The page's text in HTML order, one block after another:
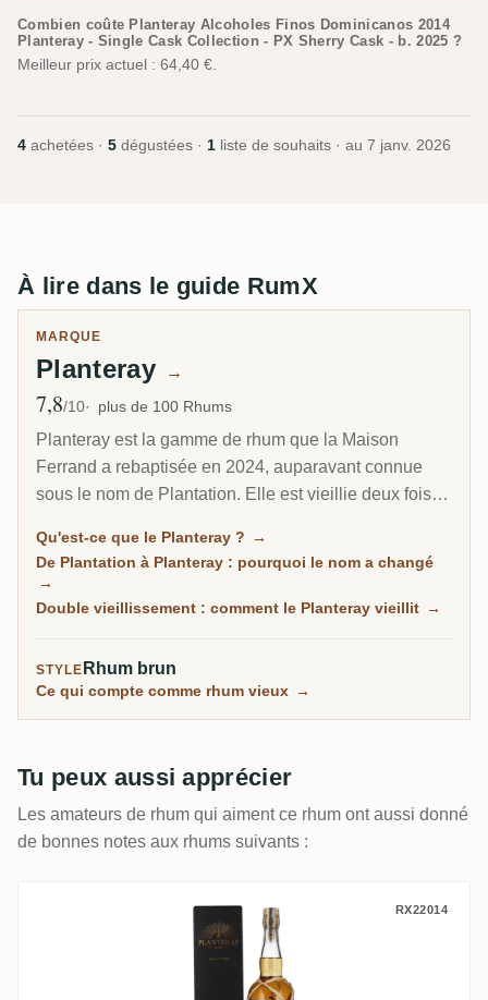
Combien coûte Planteray Alcoholes Finos Dominicanos 2014
Planteray - Single Cask Collection - PX Sherry Cask - b. 2025 ?
Meilleur prix actuel : 64,40 €.
4 achetées · 5 dégustées · 1 liste de souhaits · au 7 janv. 2026
À lire dans le guide RumX
MARQUE
Planteray →
Note moyenne
7,8/10 plus de 100 Rhums
Planteray est la gamme de rhum que la Maison
Ferrand a rebaptisée en 2024, auparavant connue
sous le nom de Plantation. Elle est vieillie deux fois :
sein de l'historique West Indies Rum Distillery, puis
affinée en France en fûts ayant contenu du cognac, ce
qui donne au style maison son caractère rond et poli.
rhum accessible, elle va du fleuron XO 20th
Anniversary à une longue série de rhums riches en
Qu'est-ce que le Planteray ? →
De Plantation à Planteray : pourquoi le nom a changé
→
Double vieillissement : comment le Planteray vieillit →
STYLE Rhum brun
Ce qui compte comme rhum vieux →
Tu peux aussi apprécier
Les amateurs de rhum qui aiment ce rhum ont aussi donné
de bonnes notes aux rhums suivants :
Planteray Fiji (Coffee Liquer Cask) 2019
RX22014